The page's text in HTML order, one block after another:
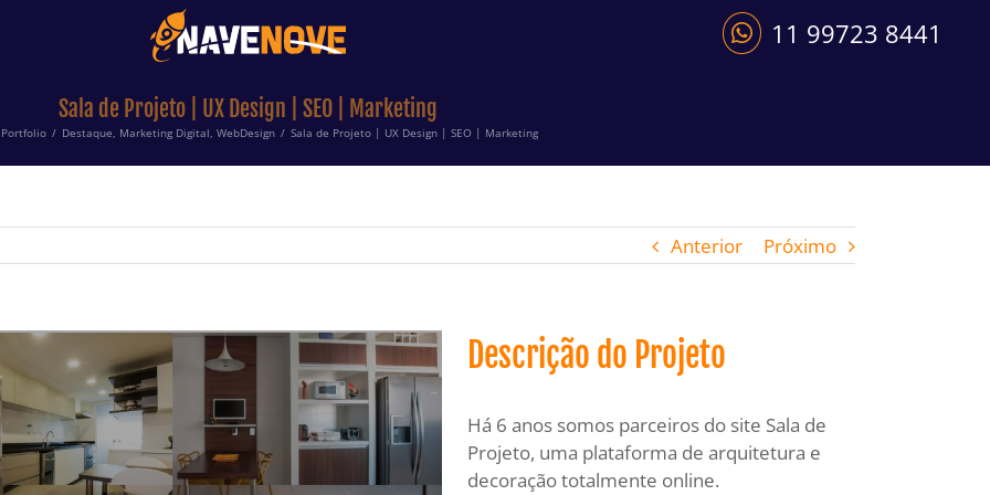
11 99723 8441
Sala de Projeto | UX Design | SEO | Marketing
Portfolio / Destaque, Marketing Digital, WebDesign / Sala de Projeto | UX Design | SEO | Marketing
Anterior Próximo
Descrição do Projeto
Há 6 anos somos parceiros do site Sala de
Projeto, uma plataforma de arquitetura e
decoração totalmente online.